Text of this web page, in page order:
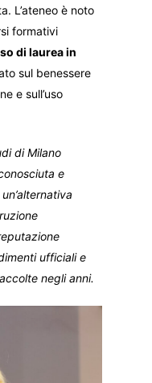
L’ateneo è noto
formativi
di laurea in
sul benessere
e sull’uso
di Milano
e
ufficiali e
negli anni.